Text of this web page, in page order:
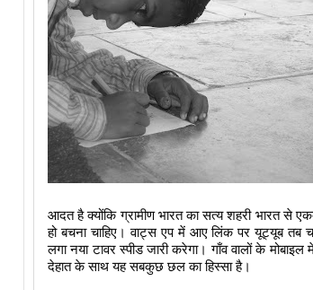
आदत है क्योंकि ग्रामीण भारत का सत्य शहरी भारत
हो बचना चाहिए। वाट्स एप में आए लिंक पर यूट्यूब तब
लगा नया टावर स्पीड जारी करेगा। गाँव वालों के
देहात के साथ यह सबकुछ छल का हिस्सा है।